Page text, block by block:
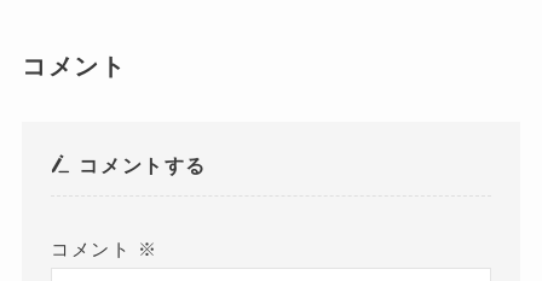
コメント
コメントする
コメント ※